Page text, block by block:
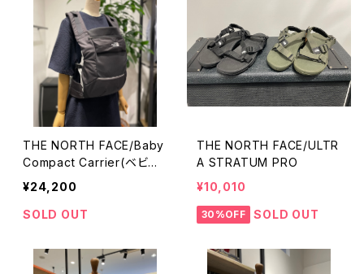
THE NORTH FACE/Baby
Compact Carrier(ベビー
コンパクトキャリア）
¥24,200
SOLD OUT
THE NORTH FACE/ULTR
A STRATUM PRO
¥10,010
30%OFF SOLD OUT